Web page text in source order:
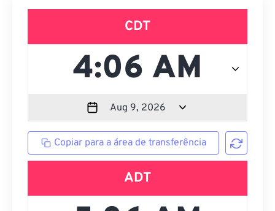
CDT
Copiar para a área de transferência
ADT